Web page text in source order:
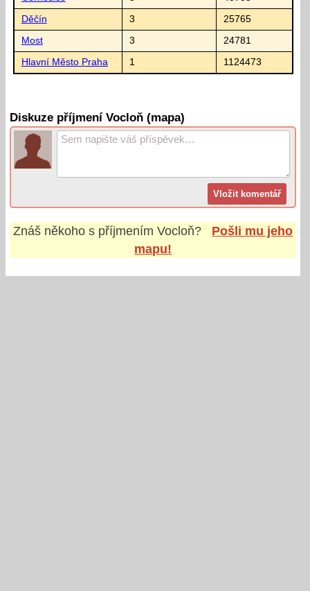
Děčín 3 25765
Most 3 24781
Hlavní Město Praha 1 1124473
Diskuze příjmení Vocloň (mapa)
Znáš někoho s příjmenímVocloň?
Pošli mu jeho
mapu!